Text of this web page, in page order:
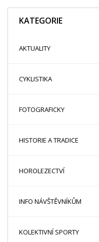
KATEGORIE
AKTUALITY
CYKLISTIKA
FOTOGRAFICKY
HISTORIE A TRADICE
HOROLEZECTVÍ
INFO NÁVŠTĚVNÍKŮM
KOLEKTIVNÍ SPORTY